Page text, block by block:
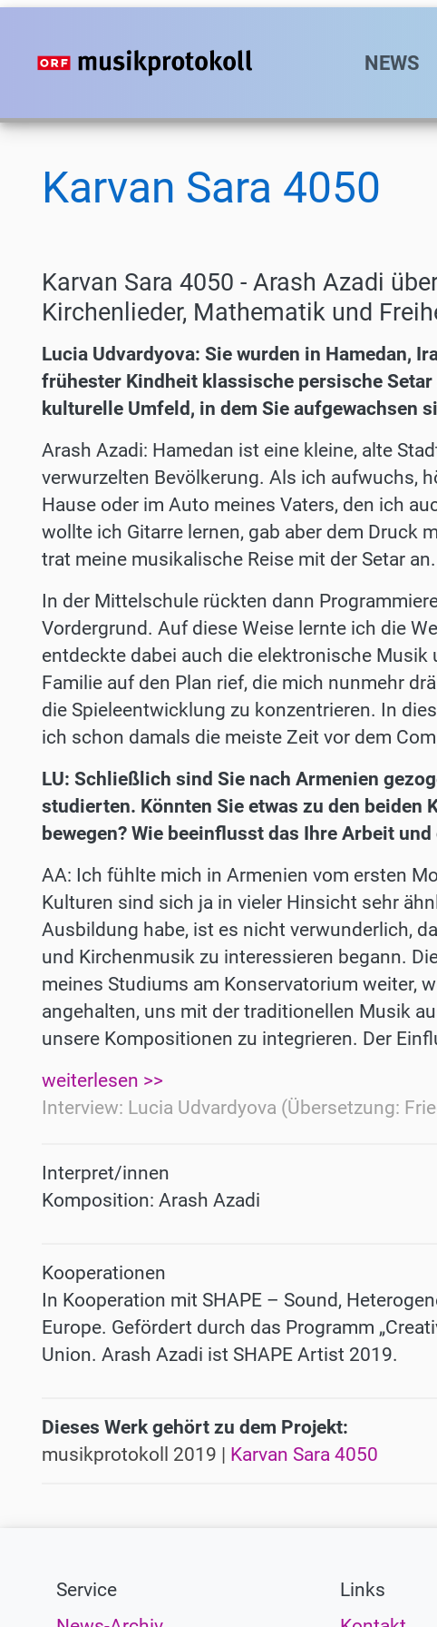
Direkt
Inhalt
NEWS
Karvan Sara 4050
Karvan Sara 4050 - Arash Azadi
Kirchenlieder, Mathematik und
Lucia Udvardyova: Sie wurden in Hamedan,
frühester Kindheit klassische persische
kulturelle Umfeld, in dem Sie aufgewachsen
Arash Azadi: Hamedan ist eine kleine, alte
verwurzelten Bevölkerung. Als ich aufwuchs,
Hause oder im Auto meines Vaters, den ich
wollte ich Gitarre lernen, gab aber dem Druck
trat meine musikalische Reise mit der Setar an.
In der Mittelschule rückten dann
Vordergrund. Auf diese Weise lernte ich die
entdeckte dabei auch die elektronische
Familie auf den Plan rief, die mich nunmehr
die Spieleentwicklung zu konzentrieren. In
ich schon damals die meiste Zeit vor dem
LU: Schließlich sind Sie nach Armenien
studierten. Könnten Sie etwas zu den beiden
bewegen? Wie beeinflusst das Ihre Arbeit
AA: Ich fühlte mich in Armenien vom ersten
Kulturen sind sich ja in vieler Hinsicht sehr
Ausbildung habe, ist es nicht verwunderlich,
und Kirchenmusik zu interessieren begann.
meines Studiums am Konservatorium weiter,
angehalten, uns mit der traditionellen Musik
unsere Kompositionen zu integrieren. Der
weiterlesen >>
Interview: Lucia Udvardyova (Übersetzung:
Interpret/innen
Komposition: Arash Azadi
Kooperationen
In Kooperation mit SHAPE – Sound,
Europe. Gefördert durch das Programm
Union. Arash Azadi ist SHAPE Artist 2019.
Dieses Werk gehört zu dem Projekt:
musikprotokoll 2019 | Karvan Sara 4050
Service
Links